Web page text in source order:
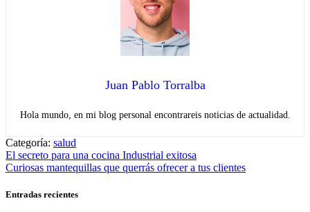
Juan Pablo Torralba
Hola mundo, en mi blog personal encontrareis noticias de actualidad.
Categoría: salud
Navegación
de
entradas
Entrada
anterior:
El secreto para una cocina Industrial exitosa
Entrada
Curiosas mantequillas que querrás ofrecer a tus clientes
Entradas recientes